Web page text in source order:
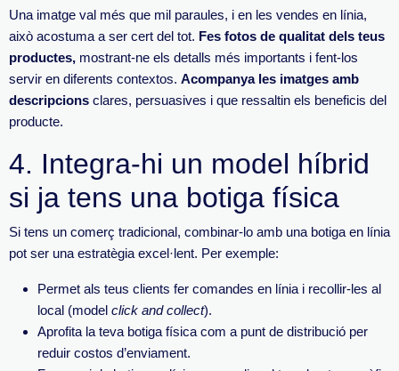
Una imatge val més que mil paraules, i en les vendes en línia,
això acostuma a ser cert del tot. Fes fotos de qualitat dels teus
productes, mostrant-ne els detalls més importants i fent-los
servir en diferents contextos. Acompanya les imatges amb
descripcions clares, persuasives i que ressaltin els beneficis del
producte.
4. Integra-hi un model híbrid
si ja tens una botiga física
Si tens un comerç tradicional, combinar-lo amb una botiga en línia
pot ser una estratègia excel·lent. Per exemple:
Permet als teus clients fer comandes en línia i recollir-les al
local (model click and collect).
Aprofita la teva botiga física com a punt de distribució per
reduir costos d’enviament.